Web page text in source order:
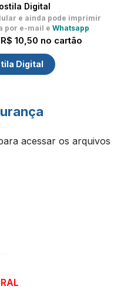
Digital
e ainda pode imprimir
por e-mail e Whatsapp
10,50 no cartão
Digital
acessar os arquivos